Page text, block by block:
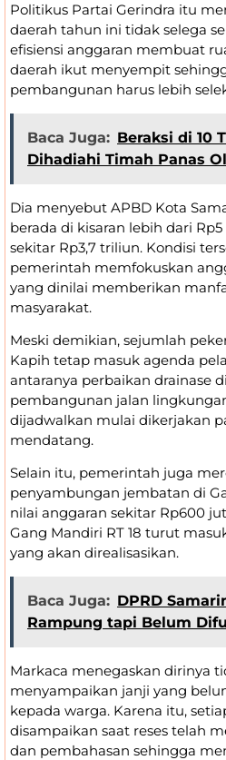
Politikus Partai Gerindra itu
daerah tahun ini tidak selega
efisiensi anggaran membuat
daerah ikut menyempit
pembangunan harus lebih
Baca Juga: Beraksi di 10
Dihadiahi Timah Panas
Dia menyebut APBD Kota
berada di kisaran lebih dari
sekitar Rp3,7 triliun. Kondisi
pemerintah memfokuskan
yang dinilai memberikan
masyarakat.
Meski demikian, sejumlah
Kapih tetap masuk agenda
antaranya perbaikan drainase
pembangunan jalan
dijadwalkan mulai dikerjakan
mendatang.
Selain itu, pemerintah juga
penyambungan jembatan di
nilai anggaran sekitar Rp600
Gang Mandiri RT 18 turut
yang akan direalisasikan.
Baca Juga: DPRD
Rampung tapi Belum
Markaca menegaskan dirinya
menyampaikan janji yang
kepada warga. Karena itu,
disampaikan saat reses telah
dan pembahasan sehingga